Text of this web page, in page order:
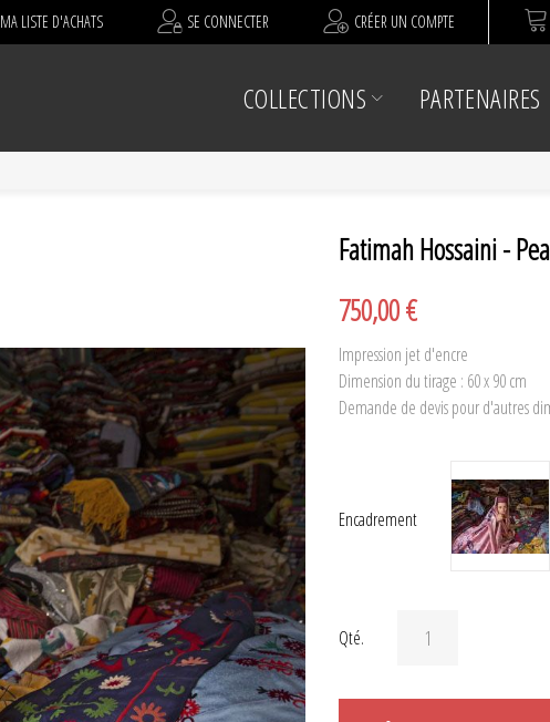
MA LISTE D'ACHATS SE CONNECTER CRÉER UN COMPTE
COLLECTIONS PARTENAIRES
Fatimah Hossaini -
750,00 €
Impression jet d'encre
Dimension du tirage : 60 x 90 cm
Demande de devis pour d'autres
Encadrement
Qté.